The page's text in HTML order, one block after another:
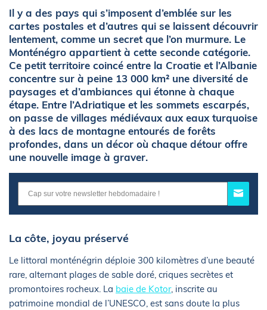
Il y a des pays qui s’imposent d’emblée sur les
cartes postales et d’autres qui se laissent découvrir
lentement, comme un secret que l’on murmure. Le
Monténégro appartient à cette seconde catégorie.
Ce petit territoire coincé entre la Croatie et l’Albanie
concentre sur à peine 13 000 km² une diversité de
paysages et d’ambiances qui étonne à chaque
étape. Entre l’Adriatique et les sommets escarpés,
on passe de villages médiévaux aux eaux turquoise
à des lacs de montagne entourés de forêts
profondes, dans un décor où chaque détour offre
une nouvelle image à graver.
La côte, joyau préservé
Le littoral monténégrin déploie 300 kilomètres d’une beauté
rare, alternant plages de sable doré, criques secrètes et
promontoires rocheux. La baie de Kotor, inscrite au
patrimoine mondial de l’UNESCO, est sans doute la plus